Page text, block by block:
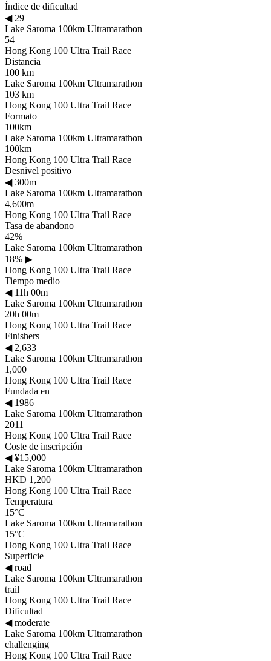
Índice de dificultad
◀29
Lake Saroma 100km Ultramarathon
54
Hong Kong 100 Ultra Trail Race
Distancia
100 km
Lake Saroma 100km Ultramarathon
103 km
Hong Kong 100 Ultra Trail Race
Formato
100km
Lake Saroma 100km Ultramarathon
100km
Hong Kong 100 Ultra Trail Race
Desnivel positivo
◀300m
Lake Saroma 100km Ultramarathon
4,600m
Hong Kong 100 Ultra Trail Race
Tasa de abandono
42%
Lake Saroma 100km Ultramarathon
18% ▶
Hong Kong 100 Ultra Trail Race
Tiempo medio
◀11h 00m
Lake Saroma 100km Ultramarathon
20h 00m
Hong Kong 100 Ultra Trail Race
Finishers
◀2,633
Lake Saroma 100km Ultramarathon
1,000
Hong Kong 100 Ultra Trail Race
Fundada en
◀1986
Lake Saroma 100km Ultramarathon
2011
Hong Kong 100 Ultra Trail Race
Coste de inscripción
◀¥15,000
Lake Saroma 100km Ultramarathon
HKD 1,200
Hong Kong 100 Ultra Trail Race
Temperatura
15°C
Lake Saroma 100km Ultramarathon
15°C
Hong Kong 100 Ultra Trail Race
Superficie
◀road
Lake Saroma 100km Ultramarathon
trail
Hong Kong 100 Ultra Trail Race
Dificultad
◀moderate
Lake Saroma 100km Ultramarathon
challenging
Hong Kong 100 Ultra Trail Race